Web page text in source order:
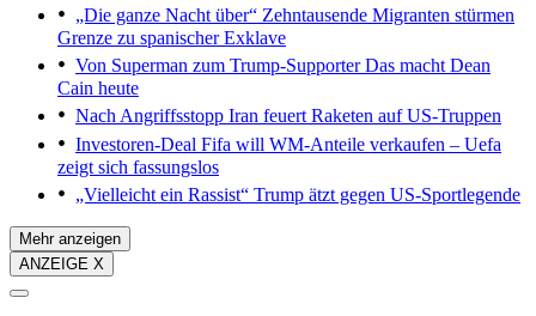
„Die ganze Nacht über“ Zehntausende Migranten stürmen
Grenze zu spanischer Exklave
Von Superman zum Trump-SupporterDas macht Dean
Cain heute
Nach Angriffsstopp Iran feuert Raketen auf US-Truppen
Investoren-Deal Fifa will WM-Anteile verkaufen – Uefa
zeigt sich fassungslos
„Vielleicht ein Rassist“ Trump ätzt gegen US-Sportlegende
Mehr anzeigen
ANZEIGE X